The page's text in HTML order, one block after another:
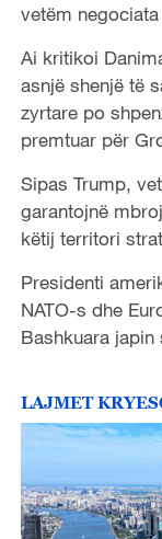
vetëm
Ai kritikoi
asnjë shenjë të
zyrtare po
premtuar për
Sipas Trump,
garantojnë
këtij territori
Presidenti
NATO-s dhe
Bashkuara
LAJMET